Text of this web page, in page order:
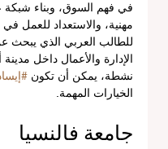
في فهم السوق، وبناء شبكة
مهنية، والاستعداد للعمل في
للطالب العربي الذي يبحث
الإدارة والأعمال داخل مدينة
نشطة، يمكن أن تكون
الخيارات المهمة.
جامعة فالنسيا